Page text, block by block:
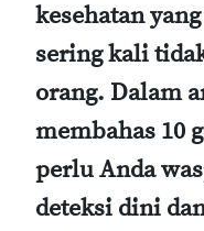
kesehatan
sering kali
orang. Dalam
membahas 10
perlu Anda
deteksi dini